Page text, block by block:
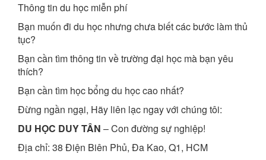
Thông tin du học miễn phí
Bạn muốn đi du học nhưng chưa biết các bước làm thủ
tục?
Bạn cần tìm thông tin về trường đại học mà bạn yêu
thích?
Bạn cần tìm học bổng du học cao nhất?
Đừng ngần ngại, Hãy liên lạc ngay với chúng tôi:
DU HỌC DUY TÂN – Con đường sự nghiệp!
Địa chỉ: 38 Điện Biên Phủ, Đa Kao, Q1, HCM